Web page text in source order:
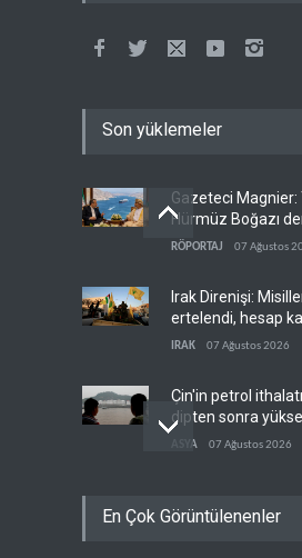
Son yüklemeler
Gazeteci Magnier:
Hürmüz Boğazı
doğrudan İran ve
RÖPORTAJ 07 Ağustos
Irak Direnişi:
ertelendi, hesap
IRAK 07 Ağustos 2026
Çin'in petrol ithalatı
dipten sonra
ASYA 07 Ağustos 2026
sonra petrol
En Çok Görüntülenenler